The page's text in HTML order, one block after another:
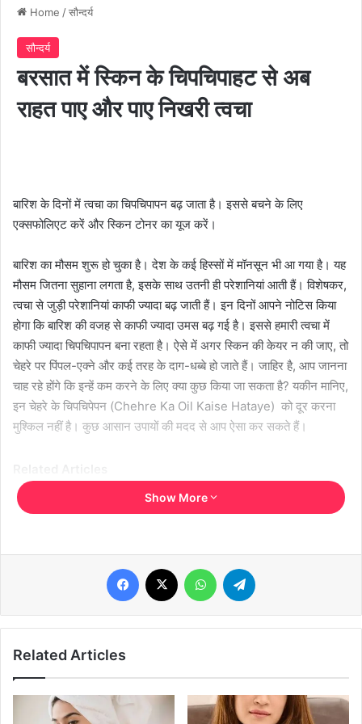
Home /सौन्दर्य
सौन्दर्य
बरसात में स्किन के चिपचिपाहट से अब
राहत पाए और पाए निखरी त्वचा
बारिश के दिनों में त्वचा का चिपचिपापन बढ़ जाता है। इससे बचने के लिए
एक्सफोलिएट करें और स्किन टोनर का यूज करें।
बारिश का मौसम शुरू हो चुका है। देश के कई हिस्सों में मॉनसून भी आ गया है। यह
मौसम जितना सुहाना लगता है, इसके साथ उतनी ही परेशानियां आती हैं। विशेषकर,
त्वचा से जुड़ी परेशानियां काफी ज्यादा बढ़ जाती हैं। इन दिनों आपने नोटिस किया
होगा कि बारिश की वजह से काफी ज्यादा उमस बढ़ गई है। इससे हमारी त्वचा में
काफी ज्यादा चिपचिपापन बना रहता है। ऐसे में अगर स्किन की केयर न की जाए, तो
चेहरे पर पिंपल-एक्ने और कई तरह के दाग-धब्बे हो जाते हैं। जाहिर है, आप जानना
चाह रहे होंगे कि इन्हें कम करने के लिए क्या कुछ किया जा सकता है? यकीन मानिए,
इन चेहरे के चिपचिपेपन (Chehre Ka Oil Kaise Hataye) को दूर करना
मुश्किल नहीं है। कुछ आसान उपायों की मदद से आप ऐसा कर सकते हैं।
निखरी साफ और चमकदार त्वचा के लिए करें सही तेल का
गोरेपन बढ़ाने के साथ साथ त्वचा का भी ख्याल रखेगा यह स्कीन
चेहरा क्लींज करें
Show More
Facebook WhatsApp
Related Articles